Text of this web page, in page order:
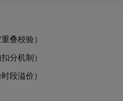
叠校验）
分机制）
段溢价）